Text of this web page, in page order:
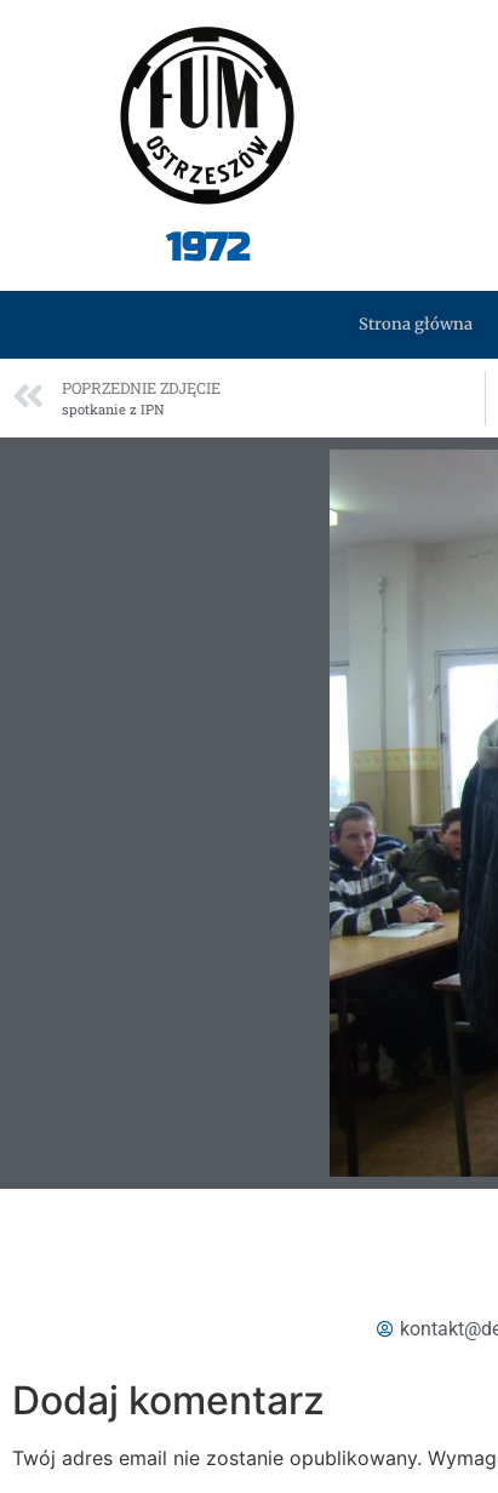
1972
Strona główna
POPRZEDNIE ZDJĘCIE
spotkanie z IPN
Dodaj komentarz
Twój adres email nie zostanie opublikowany.